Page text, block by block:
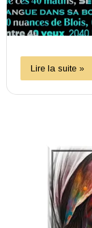
Lire la suite »